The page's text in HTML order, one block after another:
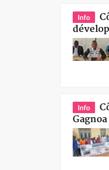
Info
Info
Gagnoa